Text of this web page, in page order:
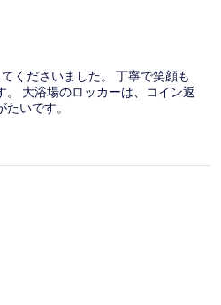
くださいました。 丁寧で笑顔も
大浴場のロッカーは、コイン返
いです。